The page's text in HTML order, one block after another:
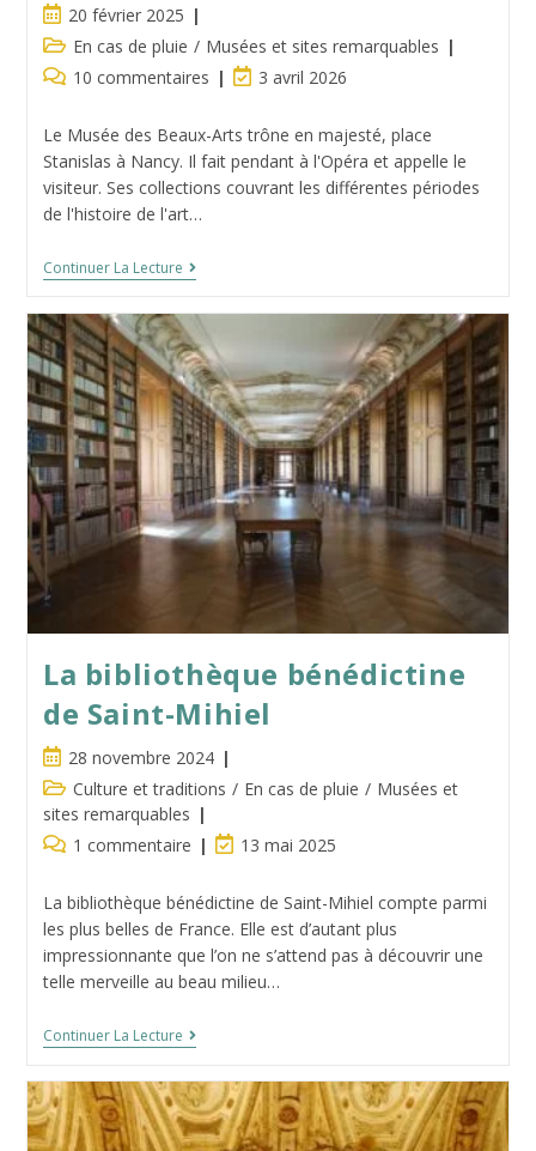
Publication
publiée :
20 février 2025
Post
category:
En cas de pluie / Musées et sites remarquables
Commentaires
la
publication :
10 commentaires
Dernière
de
publication :
3 avril 2026
Le Musée des Beaux-Arts trône en majesté, place
Stanislas à Nancy. Il fait pendant à l'Opéra et appelle le
visiteur. Ses collections couvrant les différentes périodes
de l'histoire de l'art…
Continuer La LectureMusée
Des
Arts
De
Nancy
–
Ma
Visite
Guidée
La bibliothèque bénédictine
de Saint-Mihiel
Publication
publiée :
28 novembre 2024
Post
category:
Culture et traditions / En cas de pluie / Musées et
sites remarquables
Commentaires
la
publication :
1 commentaire
Dernière
de
publication :
13 mai 2025
La bibliothèque bénédictine de Saint-Mihiel compte parmi
les plus belles de France. Elle est d’autant plus
impressionnante que l’on ne s’attend pas à découvrir une
telle merveille au beau milieu…
Continuer La LectureLa
Bibliothèque
De
Saint-
Mihiel